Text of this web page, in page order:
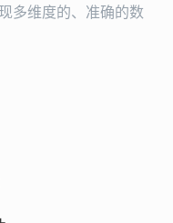
多维度的、准确的数